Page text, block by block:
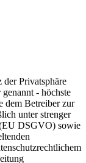
der Privatsphäre
- höchste
dem Betreiber zur
unter strenger
DSGVO) sowie